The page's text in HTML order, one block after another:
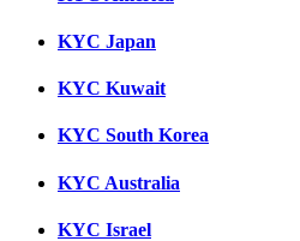
KYC Japan
KYC Kuwait
KYC South Korea
KYC Australia
KYC Israel